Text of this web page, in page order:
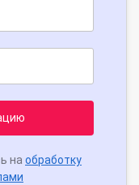
на обработку